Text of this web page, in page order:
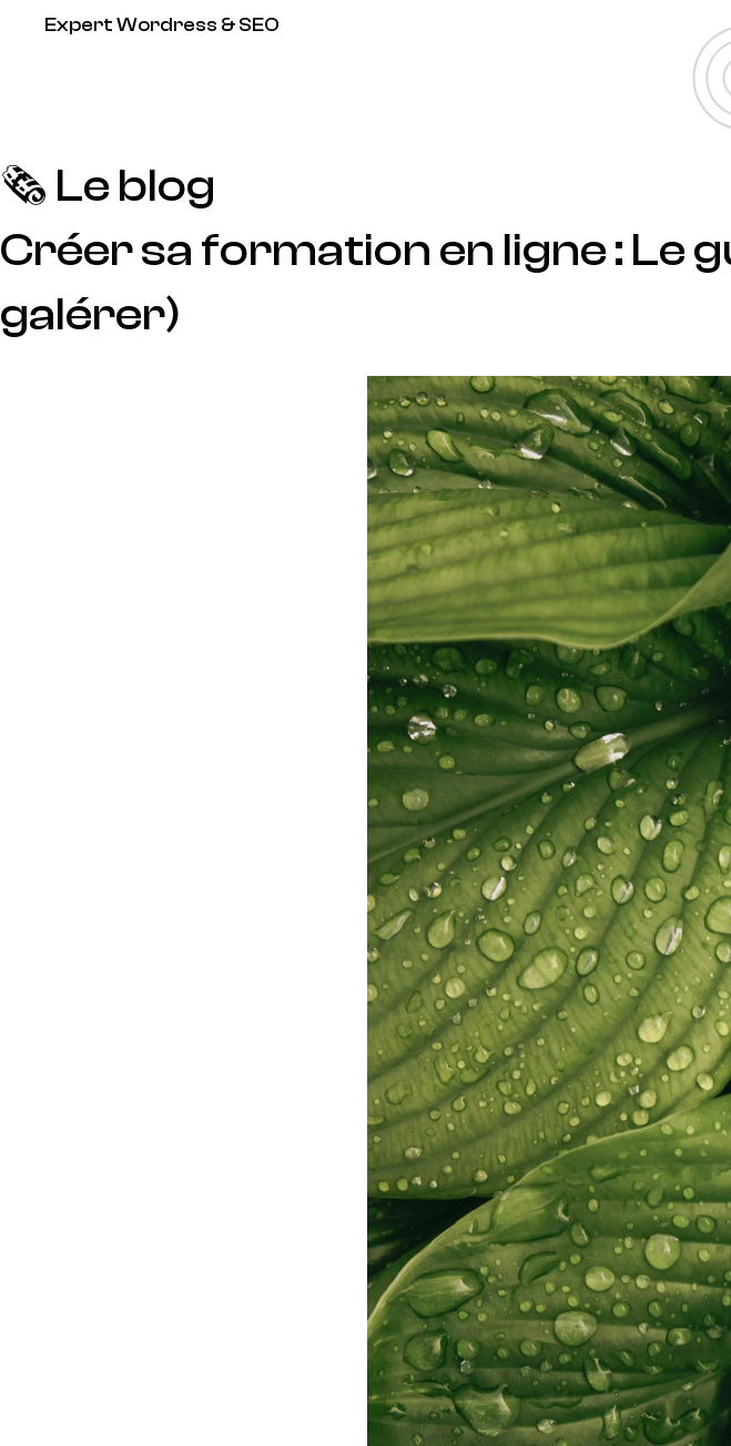
ExpertWordress & SEO
🗞️ Le blog
Créer sa formation en ligne : Le
galérer)